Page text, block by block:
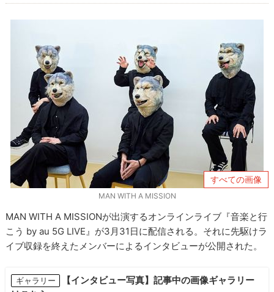
すべての画像
MAN WITH A MISSION
MAN WITH A MISSIONが出演するオンラインライブ『音楽と行
こう by au 5G LIVE』が3月31日に配信される。それに先駆けラ
イブ収録を終えたメンバーによるインタビューが公開された。
ギャラリー
【インタビュー写真】記事中の画像ギャラリー